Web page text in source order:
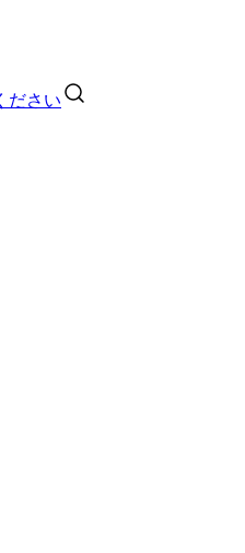
ださい